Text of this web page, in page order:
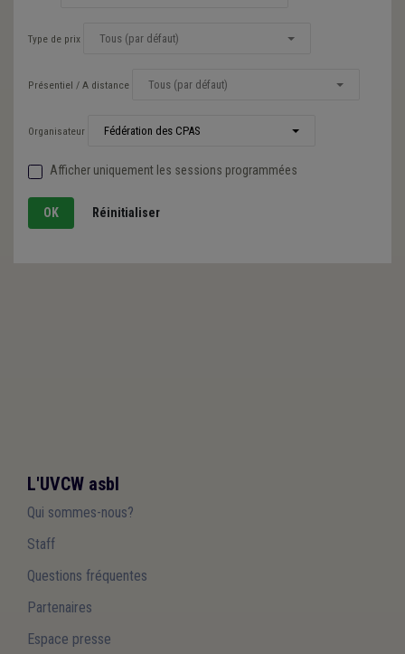
Type de prix Tous (par défaut)
Présentiel / A distance Tous (par défaut)
Organisateur Fédération des CPAS
Afficher uniquement les sessions programmées
Réinitialiser
L'UVCW asbl
Qui sommes-nous?
Staff
Questions fréquentes
Partenaires
Espace presse